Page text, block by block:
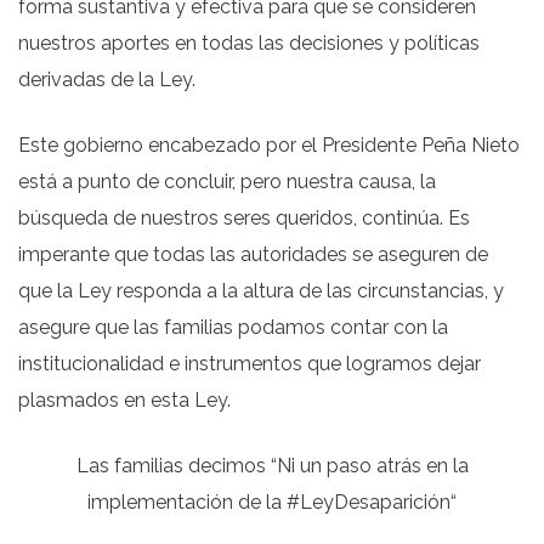
forma sustantiva y efectiva para que se consideren
nuestros aportes en todas las decisiones y políticas
derivadas de la Ley.
Este gobierno encabezado por el Presidente Peña Nieto
está a punto de concluir, pero nuestra causa, la
búsqueda de nuestros seres queridos, continúa. Es
imperante que todas las autoridades se aseguren de
que la Ley responda a la altura de las circunstancias, y
asegure que las familias podamos contar con la
institucionalidad e instrumentos que logramos dejar
plasmados en esta Ley.
Las familias decimos “Ni un paso atrás en la
implementación de la #LeyDesaparición“